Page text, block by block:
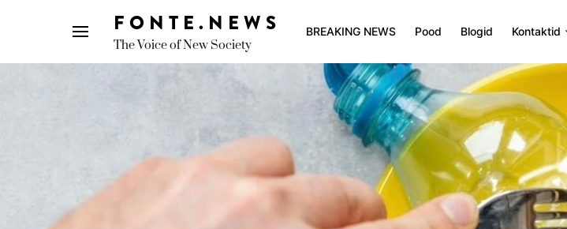
FONTE.NEWS
The Voice of New Society
BREAKING NEWS Pood Blogid Kontaktid
Search for: